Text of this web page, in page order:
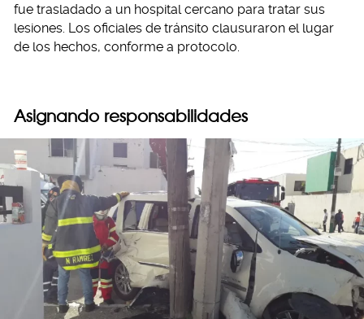
fue trasladado a un hospital cercano para tratar sus
lesiones. Los oficiales de tránsito clausuraron el lugar
de los hechos, conforme a protocolo.
Asignando responsabilidades